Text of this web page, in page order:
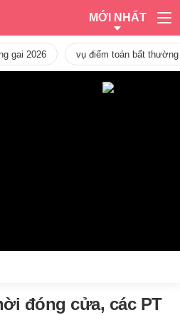
MỚI NHẤT
gai 2026 vụ điểm toán bất
đóng cửa, các PT